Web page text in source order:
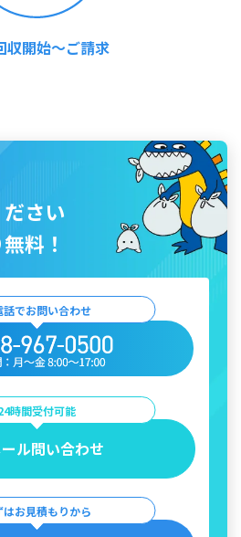
収開始～ご請求
さい
料！
話でお問い合わせ
時間受付可能
ル問い合わせ
はお見積もりから